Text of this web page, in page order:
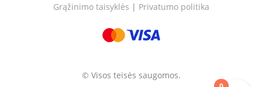
Grąžinimo taisyklės | Privatumo politika
© Visos teisės saugomos.